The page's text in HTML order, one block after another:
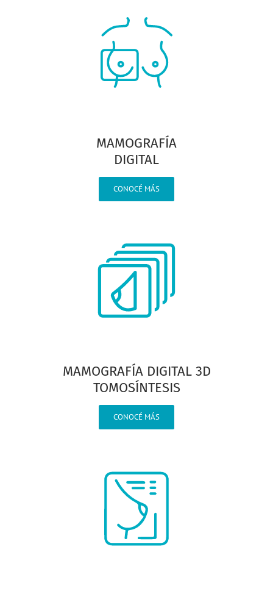
MAMOGRAFÍA
DIGITAL
CONOCÉ MÁS
MAMOGRAFÍA DIGITAL 3D
TOMOSÍNTESIS
CONOCÉ MÁS